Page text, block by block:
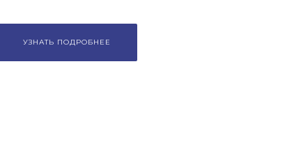
УЗНАТЬ ПОДРОБНЕЕ